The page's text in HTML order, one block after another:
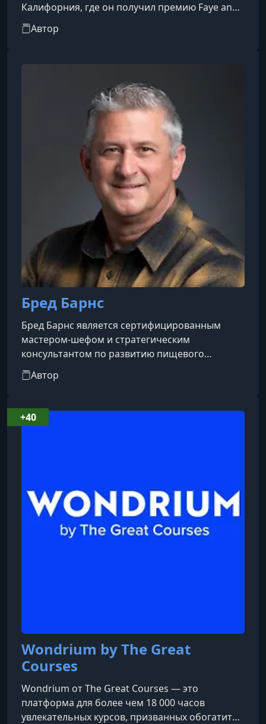
Калифорния, где он получил премию Faye and
Alex Spanos Distinguished Teaching Award и
преподает более двух десятилетий. Он
Йельском университете и степень доктора
Автор
Бред Барнс
Бред Барнс является сертифицированным
мастером-шефом и стратегическим
консультантом по развитию пищевого
бизнеса. Он также является президентом
компании Pure Food Consulting, которая
пищевого бизнеса. Ранее он занимал
должность старшего директора по
Автор
Wondrium by The Great
Courses
Wondrium от The Great Courses — это
платформа для более чем 18 000 часов
увлекательных курсов, призванных обогатить
+40